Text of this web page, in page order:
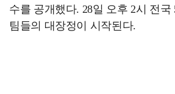
수를 공개했다. 28일 오후 2시 전국
팀들의 대장정이 시작된다.